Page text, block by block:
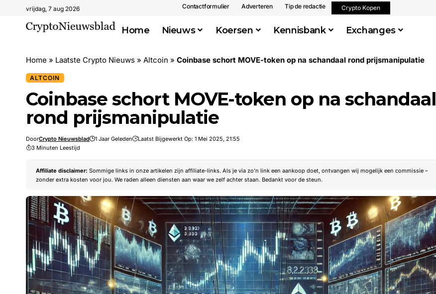
vrijdag, 7 aug 2026 Contactformulier Adverteren Tip de redactie Crypto Kopen
Home Nieuws Koersen Kennisbank Exchanges
Home » Laatste Crypto Nieuws » Altcoin » Coinbase schort MOVE-token op na schandaal rond prijsmanipulatie
ALTCOIN
Coinbase schort MOVE-token op na schandaal
rond prijsmanipulatie
DoorCrypto Nieuwsblad 1 Jaar Geleden
Laatst Bijgewerkt Op: 1 Mei 2025, 21:55
3 Minuten Leestijd
Affiliate disclaimer: Sommige links in onze artikelen zijn affiliate-links. Als je via zo’n link een aankoop doet, ontvangen wij mogelijk een commissie –
zonder extra kosten voor jou. We raden alleen diensten aan waar we zelf achter staan. Bedankt voor de steun.